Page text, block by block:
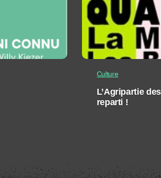
Culture
L’Agripartie
reparti !